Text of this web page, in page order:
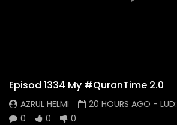
Episod 1334 My #QuranTime 2.0
AZRUL HELMI 20 HOURS AGO - LUD:
0
0 0